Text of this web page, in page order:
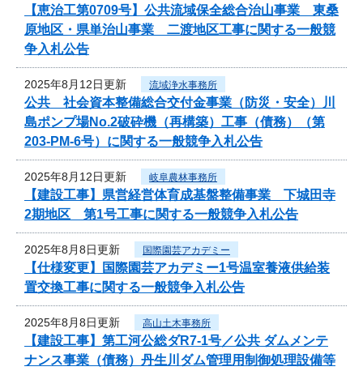
【恵治工第0709号】公共流域保全総合治山事業 東桑
原地区・県単治山事業 二渡地区工事に関する一般競
争入札公告
2025年8月12日更新 流域浄水事務所
公共 社会資本整備総合交付金事業（防災・安全）川
島ポンプ場No.2破砕機（再構築）工事（債務）（第
203-PM-6号）に関する一般競争入札公告
2025年8月12日更新 岐阜農林事務所
【建設工事】県営経営体育成基盤整備事業 下城田寺
2期地区 第1号工事に関する一般競争入札公告
2025年8月8日更新 国際園芸アカデミー
【仕様変更】国際園芸アカデミー1号温室養液供給装
置交換工事に関する一般競争入札公告
2025年8月8日更新 高山土木事務所
【建設工事】第工河公総ダR7-1号／公共 ダムメンテ
ナンス事業（債務）丹生川ダム管理用制御処理設備等